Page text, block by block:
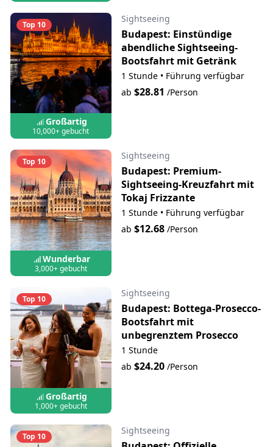
Top 10
Großartig
10,000+ gebucht
Sightseeing
Budapest: Einstündige
abendliche Sightseeing-
Bootsfahrt mit Getränk
1 Stunde • Führung verfügbar
ab $28.81 /Person
Top 10
Wunderbar
3,000+ gebucht
Sightseeing
Budapest: Premium-
Sightseeing-Kreuzfahrt mit
Tokaj Frizzante
1 Stunde • Führung verfügbar
ab $12.68/Person
Top 10
Großartig
1,000+ gebucht
Sightseeing
Budapest: Bottega-Prosecco-
Bootsfahrt mit
unbegrenztem Prosecco
1 Stunde
ab $24.20/Person
Top 10
Sightseeing